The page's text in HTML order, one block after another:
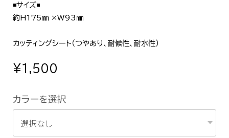
◾️サイズ◾️
約H175㎜ ×W93㎜
カッティングシート（つやあり、耐候性、耐水性）
¥1,500
カラーを選択